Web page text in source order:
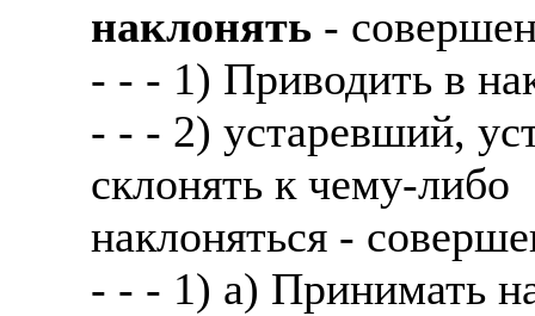
наклонять -
- - - 1) Приводить в
- - - 2) устаревший,
склонять к чему-либо
наклоняться -
- - - 1) а) Принимать